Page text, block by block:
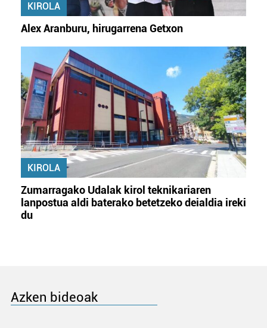
KIROLA
Alex Aranburu, hirugarrena Getxon
KIROLA
Zumarragako Udalak kirol teknikariaren
lanpostua aldi baterako betetzeko deialdia ireki
du
Azken bideoak